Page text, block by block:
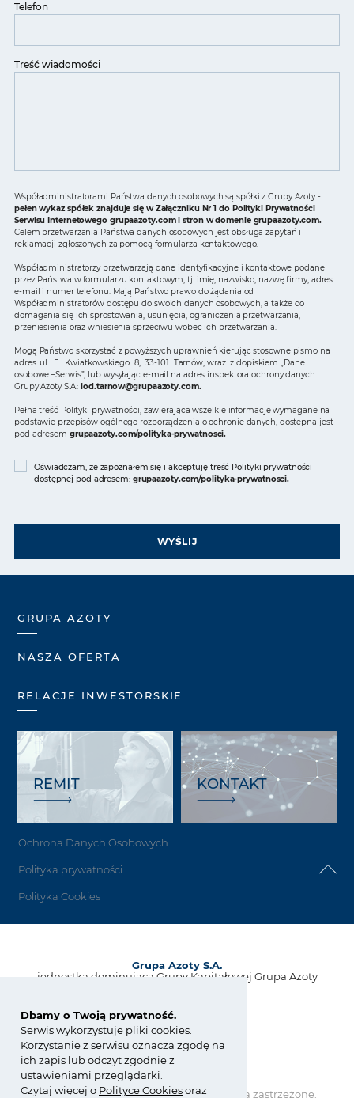
Dbamy o Twoją prywatność.
Serwis wykorzystuje pliki cookies.
Korzystanie z serwisu oznacza zgodę na
ich zapis lub odczyt zgodnie z
ustawieniami przeglądarki.
Czytaj więcej o PolityceCookiesoraz
Telefon
Treść wiadomości
Współadministratorami Państwa danych osobowych są spółki z Grupy Azoty -
pełen wykaz spółek znajduje się w Załączniku Nr 1 do Polityki Prywatności
Serwisu Internetowego grupaazoty.com i stron w domenie grupaazoty.com.
Celem przetwarzania Państwa danych osobowych jest obsługa zapytań i
reklamacji zgłoszonych za pomocą formularza kontaktowego.
Współadministratorzy przetwarzają dane identyfikacyjne i kontaktowe podane
przez Państwa w formularzu kontaktowym, tj. imię, nazwisko, nazwę firmy, adres
e-mail i numer telefonu. Mają Państwo prawo do żądania od
Współadministratorów dostępu do swoich danych osobowych, a także do
domagania się ich sprostowania, usunięcia, ograniczenia przetwarzania,
przeniesienia oraz wniesienia sprzeciwu wobec ich przetwarzania.
Mogą Państwo skorzystać z powyższych uprawnień kierując stosowne pismo na
adres: ul. E. Kwiatkowskiego 8, 33-101 Tarnów, wraz z dopiskiem „Dane
osobowe –Serwis”, lub wysyłając e-mail na adres inspektora ochrony danych
Grupy Azoty S.A.:iod.tarnow@grupaazoty.com.
Pełna treść Polityki prywatności, zawierająca wszelkie informacje wymagane na
podstawie przepisów ogólnego rozporządzenia o ochronie danych, dostępna jest
pod adresem grupaazoty.com/polityka-prywatnosci.
Oświadczam, że zapoznałem się i akceptuję treść Polityki prywatności
dostępnej pod adresem: grupaazoty.com/polityka-prywatnosci.
WYŚLIJ
GRUPA AZOTY
NASZA OFERTA
RELACJE INWESTORSKIE
REMIT KONTAKT
Ochrona Danych Osobowych
Polityka prywatności
Polityka Cookies
Grupa Azoty S.A.
jednostka dominująca Grupy Kapitałowej Grupa Azoty
33-101 Tarnów, Polska
tel.:+48 14 637 37 37
fax: +48 14 633 07 18
kontakt@grupaazoty.com
Copyright © Grupa Azoty. Wszelkie prawa zastrzeżone.